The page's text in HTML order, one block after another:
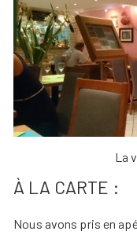
La
À LA CARTE :
Nous avons pris en